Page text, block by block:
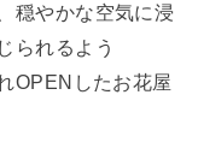
穏やかな空気に浸
られるよう
OPENしたお花屋